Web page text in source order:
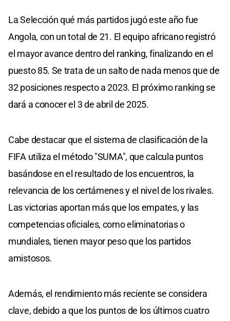
La Selección qué más partidos jugó este año fue
Angola, con un total de 21. El equipo africano registró
el mayor avance dentro del ranking, finalizando en el
puesto 85. Se trata de un salto de nada menos que de
32 posiciones respecto a 2023. El próximo ranking se
dará a conocer el 3 de abril de 2025.
Cabe destacar que el sistema de clasificación de la
FIFA utiliza el método "SUMA", que calcula puntos
basándose en el resultado de los encuentros, la
relevancia de los certámenes y el nivel de los rivales.
Las victorias aportan más que los empates, y las
competencias oficiales, como eliminatorias o
mundiales, tienen mayor peso que los partidos
amistosos.
Además, el rendimiento más reciente se considera
clave, debido a que los puntos de los últimos cuatro